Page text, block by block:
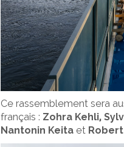
Ce rassemblement sera
français : Zohra Kehli,
Nantonin Keitaet